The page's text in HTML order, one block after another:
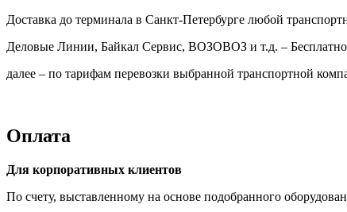
Доставка до терминала в Санкт-Петербурге любой
Деловые Линии, Байкал Сервис, ВОЗОВОЗ и т.д. – Бесплатно
далее – по тарифам перевозки выбранной транспортной
Оплата
Для корпоративных клиентов
По счету, выставленному на основе подобранного